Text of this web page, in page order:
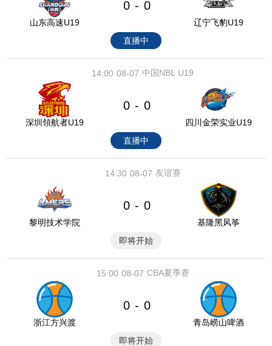
山东高速U19
0 - 0
辽宁飞豹U19
直播中
08-07
14:00 中国NBL U19
深圳領航者U19
0 - 0
四川金荣实业U19
直播中
08-07
14:30 友谊赛
黎明技术学院
0 - 0
基隆黑风筝
即将开始
08-07
15:00 CBA夏季赛
浙江方兴渡
0 - 0
青岛崂山啤酒
即将开始